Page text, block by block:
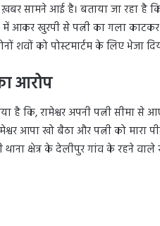
सामने आई है। बताया जा रहा है
आकर खुरपी से पत्नी का गला
शवों को पोस्टमार्टम के लिए भेजा
आरोप
कि, रामेश्वर अपनी पत्नी सीमा से
आपा खो बैठा और पत्नी को मारा
क्षेत्र के देलीपुर गांव के रहने